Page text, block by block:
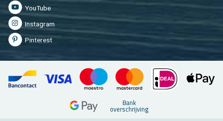
You­Tu­be
In­st­agram
Pin­te­rest
Bank
over­schrij­ving